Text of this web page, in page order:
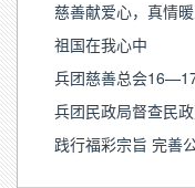
慈善献爱心，真情
祖国在我心中
兵团慈善总会
兵团民政局督查民
践行福彩宗旨 完善